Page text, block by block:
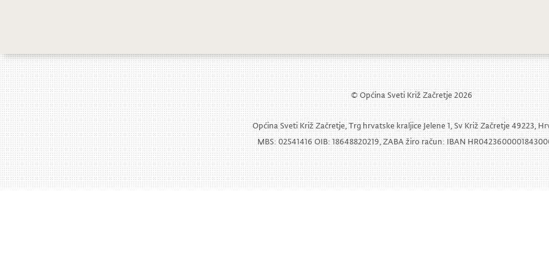
© Općina Sveti Križ Začretje 2026
Općina Sveti Križ Začretje, Trg hrvatske kraljice Jelene 1, Sv Križ Začretje 49223,
MBS: 02541416 OIB: 18648820219, ZABA žiro račun: IBAN